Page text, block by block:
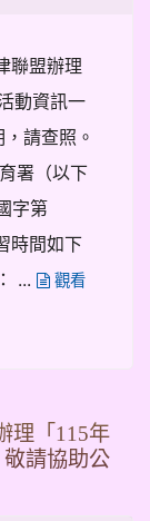
聯盟辦理
動資訊一
請查照。
署（以下
字第
時間如下
...
觀看
理「115年
請協助公